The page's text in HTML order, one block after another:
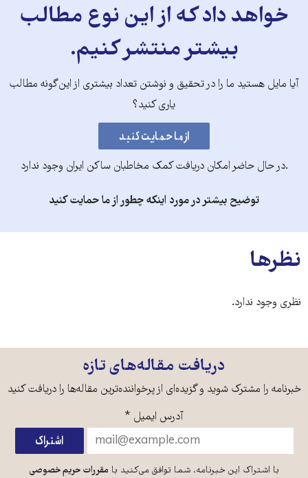
خواهد داد که از این نوع مطالب
بیشتر منتشر کنیم.
آیا مایل هستید ما را در تحقیق و نوشتن تعداد بیشتری از این‌گونه مطالب
یاری کنید؟
.در حال حاضر امکان دریافت کمک مخاطبان ساکن ایران وجود ندارد
توضیح بیشتر در مورد اینکه چطور از ما حمایت کنید
نظرها
نظری وجود ندارد.
دریافت مقاله‌های تازه
خبرنامه را مشترک شوید و گزیده‌ای از پرخواننده‌ترین مقاله‌ها را دریافت کنید
آدرس ایمیل *
با اشتراک این خبرنامه، شما توافق می‌کنید بامقررات حریم خصوصی